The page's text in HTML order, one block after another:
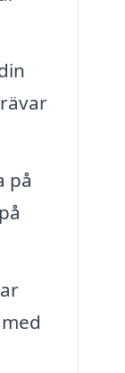
på